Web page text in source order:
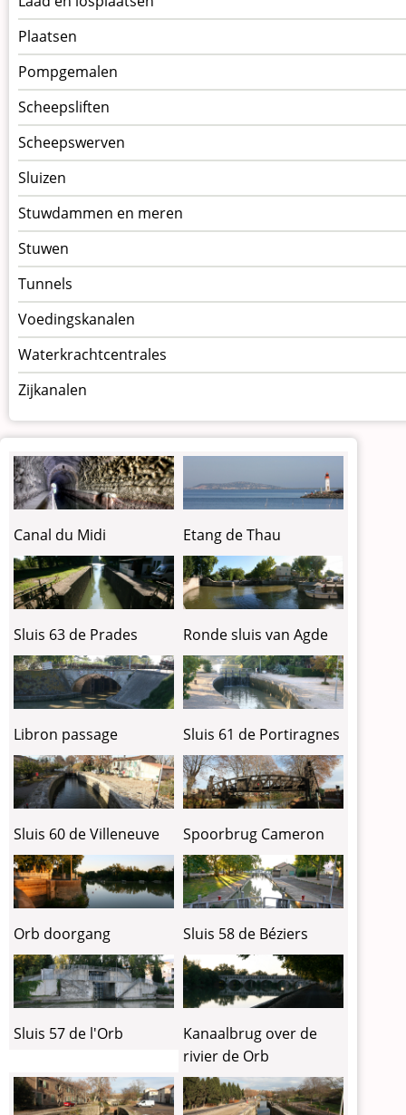
Plaatsen
Pompgemalen
Scheepsliften
Scheepswerven
Sluizen
Stuwdammen en meren
Stuwen
Tunnels
Voedingskanalen
Waterkrachtcentrales
Zijkanalen
Canal du Midi Etang de Thau
Sluis 63 de Prades Ronde sluis van Agde
Libron passage Sluis 61 de Portiragnes
Sluis 60 de Villeneuve Spoorbrug Cameron
Orb doorgang Sluis 58 de Béziers
Sluis 57 de l'Orb
Kanaalbrug over de
rivier de Orb